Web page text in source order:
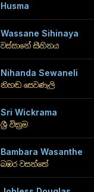
Husma
Wassane Sihinaya
වස්සානේ සිහිනය
Nihanda Sewaneli
නිහඬ සෙවණැලි
Sri Wickrama
ශ්‍රී වික්‍රම
Bambara Wasanthe
බඹර වසන්තේ